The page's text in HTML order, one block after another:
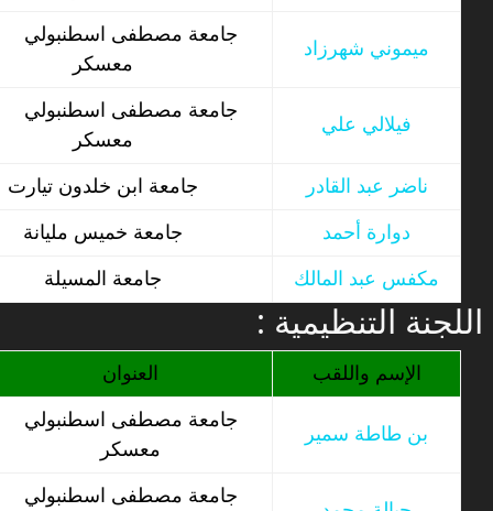
جامعة مصطفى اسطنبولي
ميموني شهرزاد
جامعة مصطفى اسطنبولي
فيلالي علي
ناضر عبد القادر
دوارة أحمد
مكفس عبد المالك
: اللجنة التنظيمية
العنوان الإسم واللقب
جامعة مصطفى اسطنبولي
معسكر
بن طاطة سمير
جامعة مصطفى اسطنبولي